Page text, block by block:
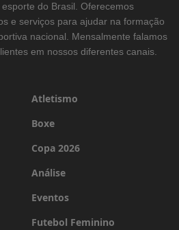
do Brasil. Oferecemos
e serviços para ajudar na formação
nacional. Mensalmente falamos
em nossos diferentes canais.
Atletismo
Boxe
Copa 2026
Análise
Eventos
Futebol Feminino